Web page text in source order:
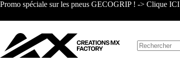
Passer
contenu
Promo spéciale sur les pneus GECOGRIP ! -> Clique ICI